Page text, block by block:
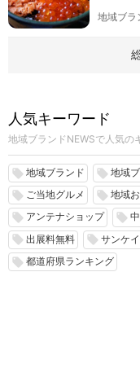
地域ブラ
人気キーワード
地域ブランドNEWSで人気の
local_offer 地域ブランド local_offer 地域
local_offer ご当地グルメ local_offer 地域
local_offer アンテナショップ local_offer
local_offer 出展料無料 local_offer サンケ
local_offer 都道府県ランキング